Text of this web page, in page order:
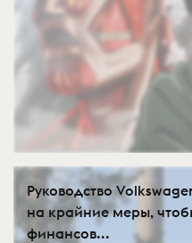
Руководство
на крайние меры,
финансов...